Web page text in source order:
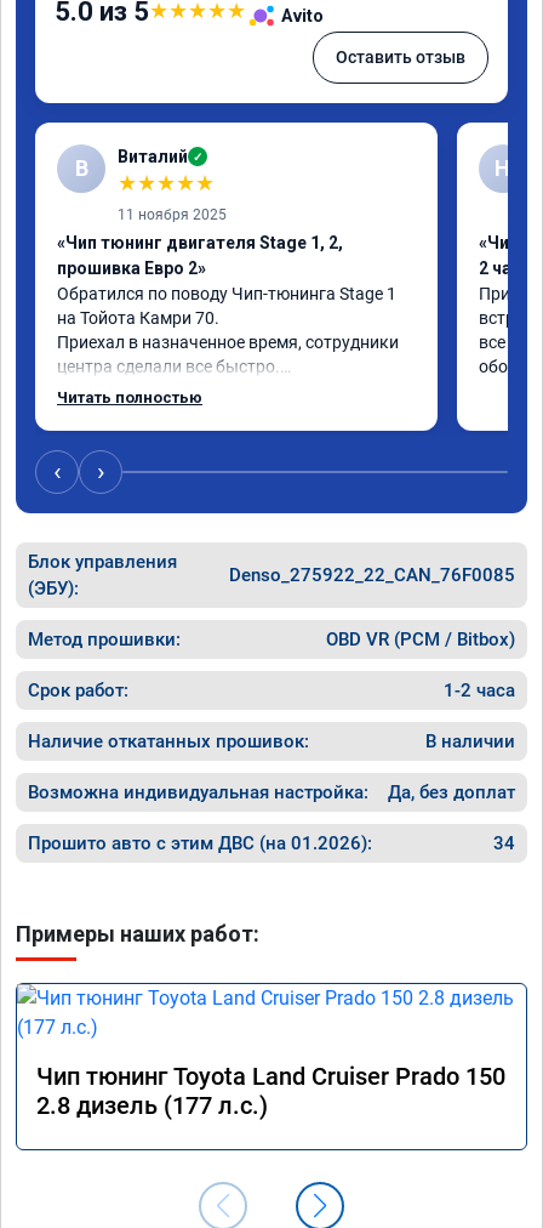
5.0 из 5★★★★★ Avito
Оставить отзыв
В Виталий ✓
★★★★★
11 ноября 2025
«Чип тюнинг двигателя Stage 1, 2,
прошивка Евро 2»
Обратился по поводу Чип-тюнинга Stage 1
на Тойота Камри 70.
Приехал в назначенное время, сотрудники
центра сделали все быстро.
Авто тестирую, пока всë устраивает.
Читать полностью
Н
«Чип
2 часа»
все
‹ ›
Блок управления
(ЭБУ):
Denso_275922_22_CAN_76F0085
Метод прошивки: OBD VR (PCM / Bitbox)
Срок работ: 1-2 часа
Наличие откатанных прошивок: В наличии
Возможна индивидуальная настройка: Да, без доплат
Прошито авто с этим ДВС (на 01.2026): 34
Примеры наших работ:
Чип тюнинг Toyota Land Cruiser Prado 150
2.8 дизель (177 л.с.)